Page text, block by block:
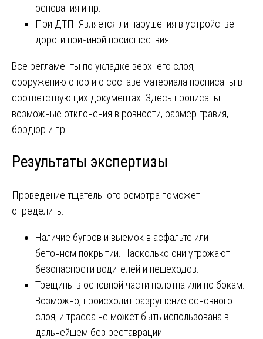
основания и пр.
При ДТП. Является ли нарушения в устройстве
дороги причиной происшествия.
Все регламенты по укладке верхнего слоя,
сооружению опор и о составе материала прописаны в
соответствующих документах. Здесь прописаны
возможные отклонения в ровности, размер гравия,
бордюр и пр.
Результаты экспертизы
Проведение тщательного осмотра поможет
определить:
Наличие бугров и выемок в асфальте или
бетонном покрытии. Насколько они угрожают
безопасности водителей и пешеходов.
Трещины в основной части полотна или по бокам.
Возможно, происходит разрушение основного
слоя, и трасса не может быть использована в
дальнейшем без реставрации.